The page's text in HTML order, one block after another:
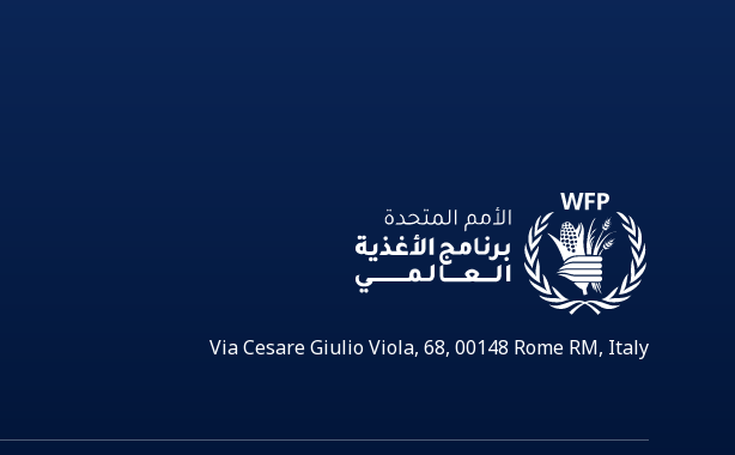
Via Cesare Giulio Viola, 68, 00148 Rome RM, Italy